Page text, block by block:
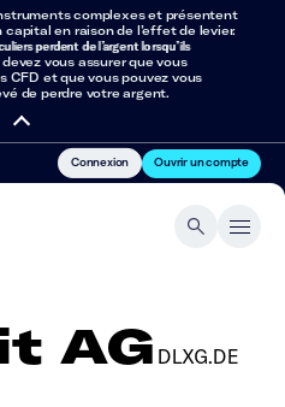
complexes et présentent
en raison de l’effet de levier.
perdent de l’argent lorsqu’ils
devez vous assurer que vous
et que vous pouvez vous
de perdre votre argent.
Connexion Ouvrir un compte
AG DLXG.DE